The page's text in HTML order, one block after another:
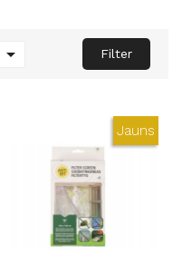
 Filter
Jauns